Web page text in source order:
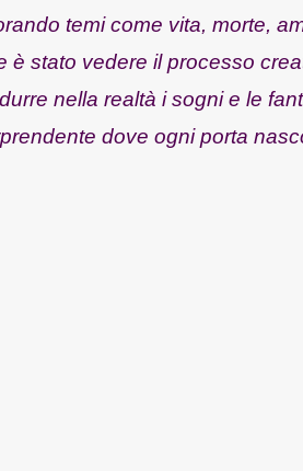
temi come vita, morte,
è stato vedere il processo
nella realtà i sogni e le
dove ogni porta